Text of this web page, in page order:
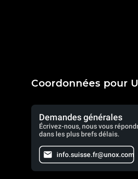
Coordonnées pour
Demandes générales
Écrivez-nous, nous vous
dans les plus brefs délais.
info.suisse.fr@unox.com